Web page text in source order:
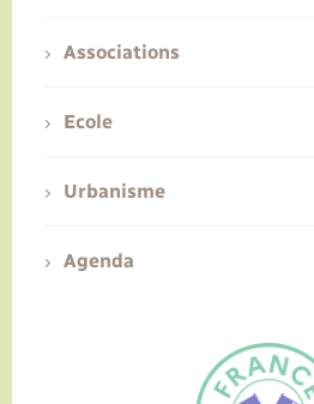
Associations
Ecole
Urbanisme
Agenda